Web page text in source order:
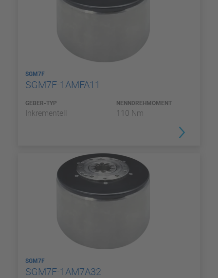
SGM7F
SGM7F-1AMFA11
GEBER-TYP
Inkrementell
NENNDREHMOMENT
110 Nm
SGM7F
SGM7F-1AM7A32